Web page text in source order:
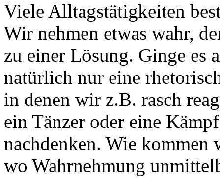
Viele Alltagstätigkeiten
Wir nehmen etwas wahr,
zu einer Lösung. Ginge es
natürlich nur eine
in denen wir z.B. rasch
ein Tänzer oder eine
nachdenken. Wie
wo Wahrnehmung